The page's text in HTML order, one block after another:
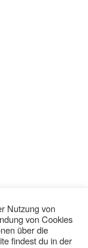
Nutzung von
von Cookies
über die
findest du in der